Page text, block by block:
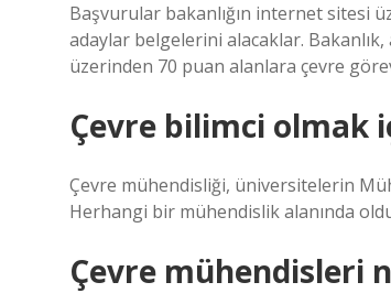
Başvurular bakanlığın internet sitesi
adaylar belgelerini alacaklar.
üzerinden 70 puan alanlara çevre
Çevre bilimci olmak
Çevre mühendisliği, üniversitelerin
Herhangi bir mühendislik alanında
Çevre mühendisleri